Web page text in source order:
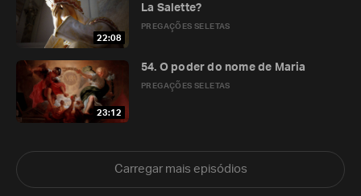
22:08
PREGAÇÕES SELETAS
La Salette?
23:12
PREGAÇÕES SELETAS
54. O poder do nome de Maria
Carregar mais episódios